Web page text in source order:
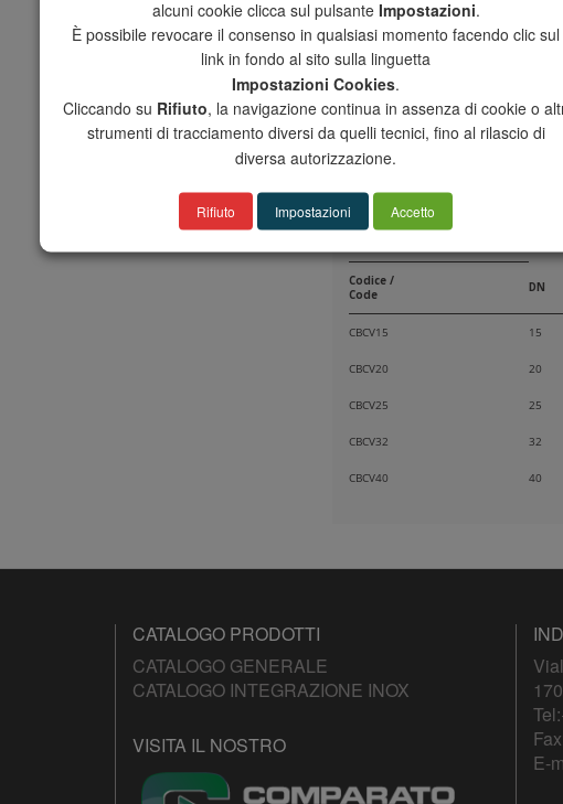
TARATURA
_ _ _ _ _ _ _ _ _ A
_ _ _ _ _ _ _ _ _ B
_ _ _ _ _ _ _ _ _ C
* versione PN16 disponibile a
richiesta
Codice /
Code
DN
CBCV15 15
CBCV20 20
CBCV25 25
CBCV32 32
CBCV40 40
CATALOGO PRODOTTI
CATALOGO GENERALE
CATALOGO INTEGRAZIONE INOX
VISITA IL NOSTRO
Tel:
E-
alcuni cookie clicca sul pulsante Impostazioni.
È possibile revocare il consenso in qualsiasi momento facendo clic sul
link in fondo al sito sulla linguetta
Impostazioni Cookies.
Cliccando su Rifiuto, la navigazione continua in assenza di cookie o
strumenti di tracciamento diversi da quelli tecnici, fino al rilascio di
diversa autorizzazione.
Rifiuto Impostazioni Accetto